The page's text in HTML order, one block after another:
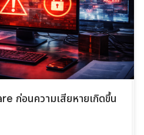
ก่อนความเสียหายเกิดขึ้น